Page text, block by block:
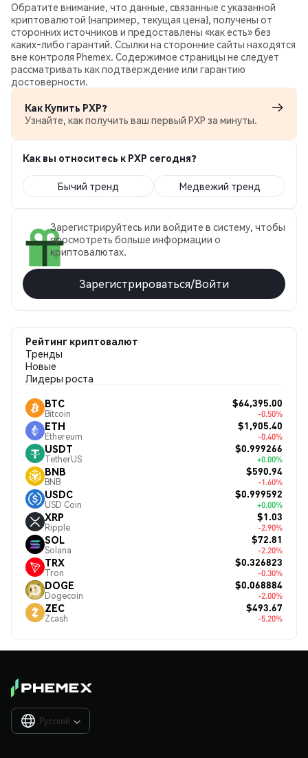
Обратите внимание, что данные, связанные с указанной
криптовалютой (например, текущая цена), получены от
сторонних источников и предоставлены «как есть» без
каких‑либо гарантий. Ссылки на сторонние сайты находятся
вне контроля Phemex. Содержимое страницы не следует
рассматривать как подтверждение или гарантию
достоверности.
Как Купить PXP?
Узнайте, как получить ваш первый PXP за минуты.
Как вы относитесь к PXP сегодня?
Бычий тренд Медвежий тренд
Зарегистрируйтесь или войдите в систему, чтобы
просмотреть больше информации о
криптовалютах.
Зарегистрироваться/Войти
Рейтинг криптовалют
Тренды
Новые
Лидеры роста
BTC
Bitcoin
$64,395.00
-0.50%
ETH
Ethereum
$1,905.40
-0.40%
USDT
TetherUS
$0.999266
+0.00%
BNB
BNB
$590.94
-1.60%
USDC
USD Coin
$0.999592
+0.00%
XRP
Ripple
$1.03
-2.90%
SOL
Solana
$72.81
-2.20%
TRX
Tron
$0.326823
-0.30%
DOGE
Dogecoin
$0.068884
-2.00%
ZEC
Zcash
$493.67
-5.20%
Русский 